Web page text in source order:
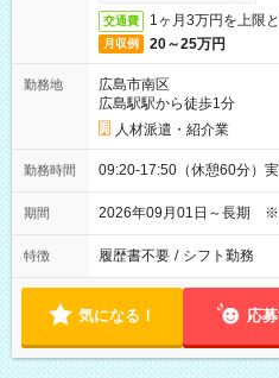
交通費 1ヶ月3万円を上限
月収例 20～25万円
勤務地
広島市南区
広島駅駅から徒歩1分
人材派遣・紹介業
勤務時間 09:20-17:50（休憩60分）
期間 2026年09月01日～長期
特徴 履歴書不要 / シフト勤務
気になる！ 応